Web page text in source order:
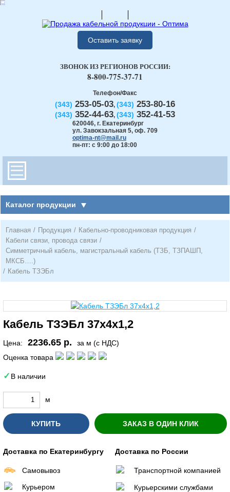
Оставить заявку
Телефон/Факс
(343) 253-05-03, (343) 253-80-16
(343) 352-44-63, (343) 352-41-53
620046, г. Екатеринбург
ул. Завокзальная 5, оф. 709
optima-nt@mail.ru
пн-пт: с 9:00 до 18:00
ЗВОНОК ИЗ РЕГИОНОВ РОССИИ:
8-800-775-37-71
Каталог продукции
Главная / Продукция / Кабельно-проводниковая продукция /
Кабели связи, провода связи /
Симметричный кабель, магистральный кабель (ТЗБ, ТЗПАШП,
МКСБ….)
/ Кабель ТЗЭБл
Кабель ТЗЭБл 37х4х1,2
Цена: 2236.65 р.
за м (с НДС)
Оценка товара
В наличии
м
КУПИТЬ ЗАКАЗ В ОДИН КЛИК
Доставка по Екатеринбургу
Самовывоз
Курьером
Доставка по России
Транспортной компанией
Курьерскими службами